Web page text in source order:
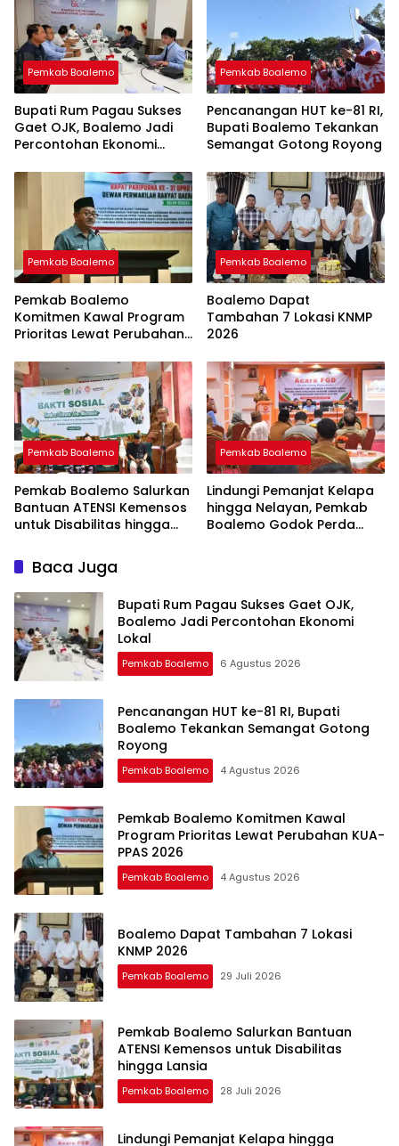
Pemkab Boalemo
Bupati Rum Pagau Sukses
Gaet OJK, Boalemo Jadi
Percontohan Ekonomi
Pemkab Boalemo
Pencanangan HUT ke-81 RI,
Bupati Boalemo Tekankan
Semangat Gotong Royong
Pemkab Boalemo
Pemkab Boalemo
Komitmen Kawal Program
Prioritas Lewat Perubahan
Pemkab Boalemo
Boalemo Dapat
Tambahan 7 Lokasi KNMP
2026
Pemkab Boalemo
Pemkab Boalemo Salurkan
Bantuan ATENSI Kemensos
untuk Disabilitas hingga
Pemkab Boalemo
Lindungi Pemanjat Kelapa
hingga Nelayan, Pemkab
Boalemo Godok Perda
Baca Juga
Bupati Rum Pagau Sukses Gaet OJK,
Boalemo Jadi Percontohan Ekonomi
Lokal
Pemkab Boalemo 6 Agustus 2026
Pencanangan HUT ke-81 RI, Bupati
Boalemo Tekankan Semangat Gotong
Royong
Pemkab Boalemo 4 Agustus 2026
Pemkab Boalemo Komitmen Kawal
Program Prioritas Lewat Perubahan KUA-
PPAS 2026
Pemkab Boalemo 4 Agustus 2026
Boalemo Dapat Tambahan 7 Lokasi
KNMP 2026
Pemkab Boalemo 29 Juli 2026
Pemkab Boalemo Salurkan Bantuan
ATENSI Kemensos untuk Disabilitas
hingga Lansia
Pemkab Boalemo 28 Juli 2026
Lindungi Pemanjat Kelapa hingga